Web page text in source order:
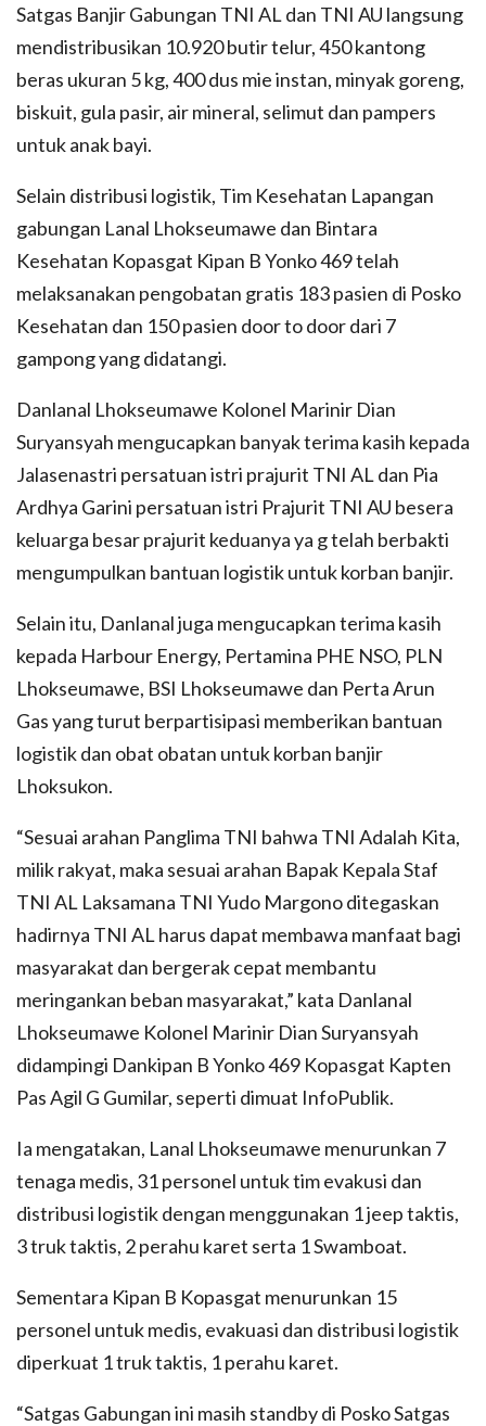
Satgas Banjir Gabungan TNI AL dan TNI AU langsung
mendistribusikan 10.920 butir telur, 450 kantong
beras ukuran 5 kg, 400 dus mie instan, minyak goreng,
biskuit, gula pasir, air mineral, selimut dan pampers
untuk anak bayi.
Selain distribusi logistik, Tim Kesehatan Lapangan
gabungan Lanal Lhokseumawe dan Bintara
Kesehatan Kopasgat Kipan B Yonko 469 telah
melaksanakan pengobatan gratis 183 pasien di Posko
Kesehatan dan 150 pasien door to door dari 7
gampong yang didatangi.
Danlanal Lhokseumawe Kolonel Marinir Dian
Suryansyah mengucapkan banyak terima kasih kepada
Jalasenastri persatuan istri prajurit TNI AL dan Pia
Ardhya Garini persatuan istri Prajurit TNI AU besera
keluarga besar prajurit keduanya ya g telah berbakti
mengumpulkan bantuan logistik untuk korban banjir.
Selain itu, Danlanal juga mengucapkan terima kasih
kepada Harbour Energy, Pertamina PHE NSO, PLN
Lhokseumawe, BSI Lhokseumawe dan Perta Arun
Gas yang turut berpartisipasi memberikan bantuan
logistik dan obat obatan untuk korban banjir
Lhoksukon.
“Sesuai arahan Panglima TNI bahwa TNI Adalah Kita,
milik rakyat, maka sesuai arahan Bapak Kepala Staf
TNI AL Laksamana TNI Yudo Margono ditegaskan
hadirnya TNI AL harus dapat membawa manfaat bagi
masyarakat dan bergerak cepat membantu
meringankan beban masyarakat,” kata Danlanal
Lhokseumawe Kolonel Marinir Dian Suryansyah
didampingi Dankipan B Yonko 469 Kopasgat Kapten
Pas Agil G Gumilar, seperti dimuat InfoPublik.
Ia mengatakan, Lanal Lhokseumawe menurunkan 7
tenaga medis, 31 personel untuk tim evakusi dan
distribusi logistik dengan menggunakan 1 jeep taktis,
3 truk taktis, 2 perahu karet serta 1 Swamboat.
Sementara Kipan B Kopasgat menurunkan 15
personel untuk medis, evakuasi dan distribusi logistik
diperkuat 1 truk taktis, 1 perahu karet.
“Satgas Gabungan ini masih standby di Posko Satgas